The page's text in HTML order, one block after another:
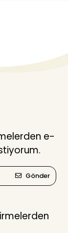
e-
Gönder